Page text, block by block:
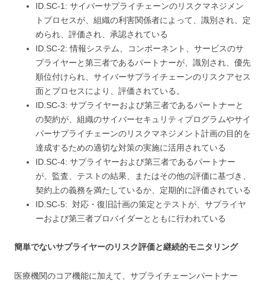
ID.SC-1: サイバーサプライチェーンのリスクマネジメン
トプロセスが、組織の利害関係者によって、識別され、定
められ、評価され、承認されている
ID.SC-2: 情報システム、コンポーネント、サービスのサ
プライヤーと第三者であるパートナーが、識別され、優先
順位付けられ、サイバーサプライチェーンのリスクアセス
面とプロセスにより、評価されている。
ID.SC-3: サプライヤーおよび第三者であるパートナーと
の契約が、組織のサイバーセキュリティプログラムやサイ
バーサプライチェーンのリスクマネジメント計画の目的を
達成するための適切な対策の実施に活用されている
ID.SC-4: サプライヤーおよび第三者であるパートナー
が、監査、テストの結果、またはその他の評価に基づき、
契約上の義務を満たしているか、定期的に評価されている
ID.SC-5: 対応・復旧計画の策定とテストが、サプライヤ
ーおよび第三者プロバイダーとともに行われている
簡単でないサプライヤーのリスク評価と継続的モニタリング
医療機関のコア機能に加えて、サプライチェーンパートナー